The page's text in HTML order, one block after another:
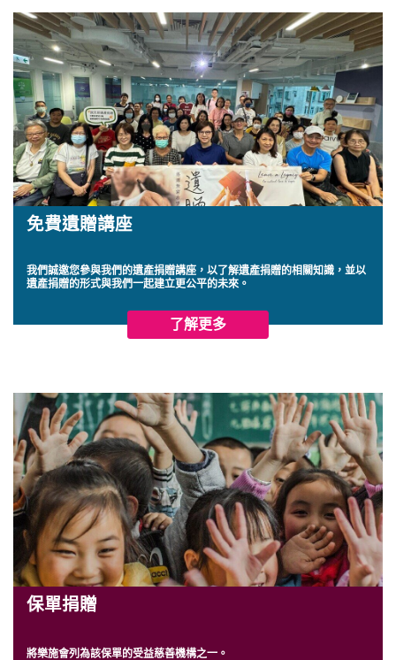
免費遺贈講座
我們誠邀您參與我們的遺產捐贈講座，以了解遺產捐贈的相關知識，並以
遺產捐贈的形式與我們一起建立更公平的未來。
了解更多
保單捐贈
將樂施會列為該保單的受益慈善機構之一。